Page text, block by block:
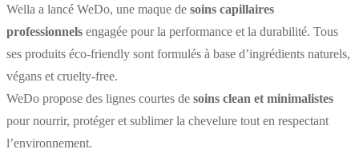
Wella a lancé WeDo, une maque de soins capillaires
professionnels engagée pour la performance et la durabilité. Tous
ses produits éco-friendly sont formulés à base d’ingrédients naturels,
végans et cruelty-free.
WeDo propose des lignes courtes de soins clean et minimalistes
pour nourrir, protéger et sublimer la chevelure tout en respectant
l’environnement.